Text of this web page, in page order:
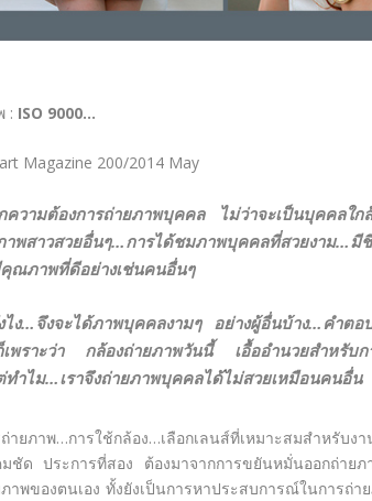
: ISO 9000…
Magazine 200/2014 May
วามต้องการถ่ายภาพบุคคล ไม่ว่าจะเป็นบุคคลใ
พสาวสวยอื่นๆ…การได้ชมภาพบุคคลที่สวยงาม…มี
ณภาพที่ดีอย่างเช่นคนอื่นๆ
ง…จึงจะได้ภาพบุคคลงามๆ อย่างผู้อื่นบ้าง…คำต
พราะว่า กล้องถ่ายภาพวันนี้ เอื้ออำนวยสำหรับก
ำไม…เราจึงถ่ายภาพบุคคลได้ไม่สวยเหมือนคนอื่น
ภาพ…การใช้กล้อง…เลือกเลนส์ที่เหมาะสมสำหรับง
ด ประการที่สอง ต้องมาจากการขยันหมั่นออกถ่าย
าพของตนเอง ทั้งยังเป็นการหาประสบการณ์ในการถ่า